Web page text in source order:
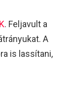
. Feljavult a
A
is lassítani,